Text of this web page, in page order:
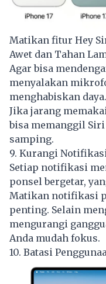
Matikan fitur Hey
Awet dan Tahan
Agar bisa
menyalakan
menghabiskan daya.
Jika jarang
bisa memanggil
samping.
9. Kurangi Notifikasi
Setiap notifikasi
ponsel bergetar,
Matikan notifikasi
penting. Selain
mengurangi
Anda mudah fokus.
10. Batasi